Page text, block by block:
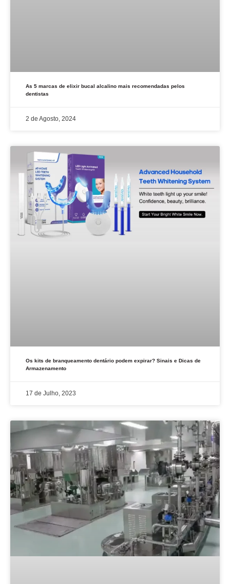
As 5 marcas de elixir bucal alcalino mais recomendadas pelos
dentistas
2 de Agosto, 2024
Os kits de branqueamento dentário podem expirar? Sinais e Dicas de
Armazenamento
17 de Julho, 2023